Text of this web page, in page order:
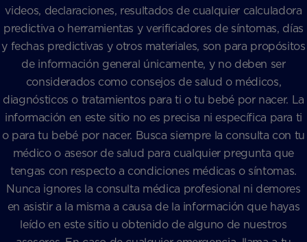
videos, declaraciones, resultados de cualquier calculadora
predictiva o herramientas y verificadores de síntomas, días
y fechas predictivas y otros materiales, son para propósitos
de información general únicamente, y no deben ser
considerados como consejos de salud o médicos,
diagnósticos o tratamientos para ti o tu bebé por nacer. La
información en este sitio no es precisa ni específica para ti
o para tu bebé por nacer. Busca siempre la consulta con tu
médico o asesor de salud para cualquier pregunta que
tengas con respecto a condiciones médicas o síntomas.
Nunca ignores la consulta médica profesional ni demores
en asistir a la misma a causa de la información que hayas
leído en este sitio u obtenido de alguno de nuestros